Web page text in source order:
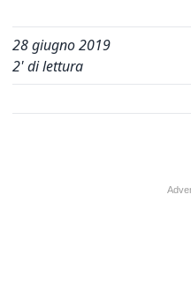
28 giugno 2019
2' di lettura